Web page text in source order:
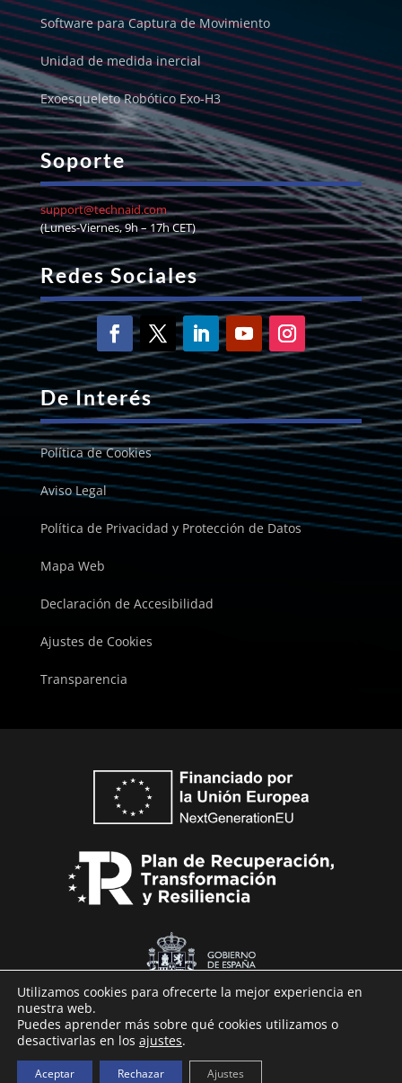
Software para Captura de Movimiento
Unidad de medida inercial
Exoesqueleto Robótico Exo-H3
Soporte
support@technaid.com
(Lunes-Viernes, 9h – 17h CET)
Redes Sociales
De Interés
Política de Cookies
Aviso Legal
Política de Privacidad y Protección de Datos
Mapa Web
Declaración de Accesibilidad
Ajustes de Cookies
Transparencia
Technaid © 2026
Utilizamos cookies para ofrecerte la mejor experiencia en
nuestra web.
Puedes aprender más sobre qué cookies utilizamos o
desactivarlas en los ajustes.
Aceptar Rechazar Ajustes